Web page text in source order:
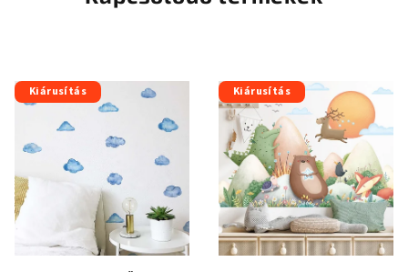
Kiárusítás Kiárusítás